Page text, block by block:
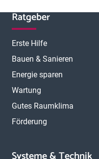
Ratgeber
Erste Hilfe
Bauen & Sanieren
Energie sparen
Wartung
Gutes Raumklima
Förderung